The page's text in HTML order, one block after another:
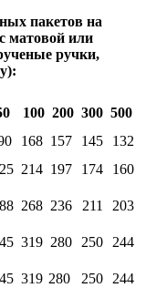
пакетов на
матовой или
ручки,
100 200 300 500
168 157 145
132
214 197 174
160
268 236 211
203
319 280 250
244
319 280 250 244